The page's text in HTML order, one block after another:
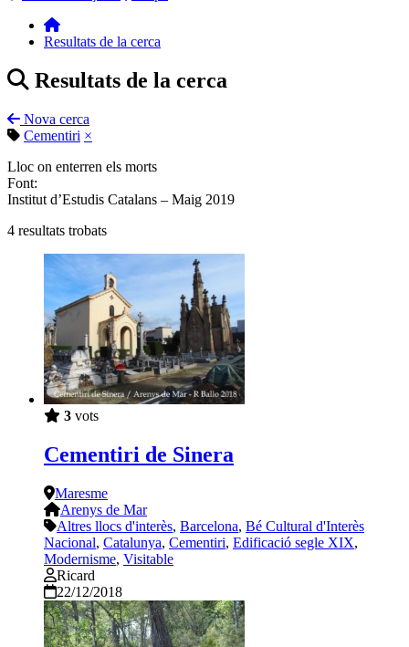
Resultats de la cerca
Resultats de la cerca
Nova cerca
Cementiri ×
Lloc on enterren els morts
Font:
Institut d’Estudis Catalans – Maig 2019
4 resultats trobats
3 vots
Cementiri de Sinera
Maresme
Arenys de Mar
Altres llocs d'interès, Barcelona, Bé Cultural d'Interès
Nacional, Catalunya, Cementiri, Edificació segle XIX,
Modernisme, Visitable
Ricard
22/12/2018